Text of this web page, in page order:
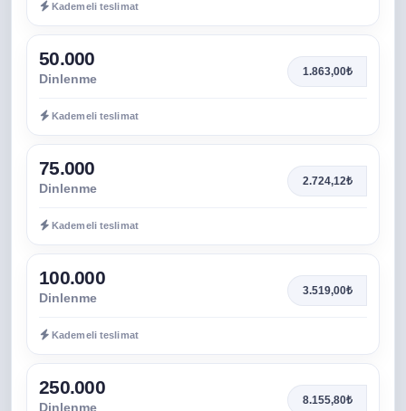
Kademeli teslimat
50.000
Dinlenme 1.863,00₺
Kademeli teslimat
75.000
Dinlenme 2.724,12₺
Kademeli teslimat
100.000
Dinlenme 3.519,00₺
Kademeli teslimat
250.000
Dinlenme 8.155,80₺